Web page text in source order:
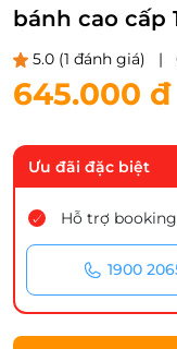
bánh cao cấp
5.0 (1 đánh giá) |
645.000 đ
Ưu đãi đặc biệt
Hỗ trợ
1900